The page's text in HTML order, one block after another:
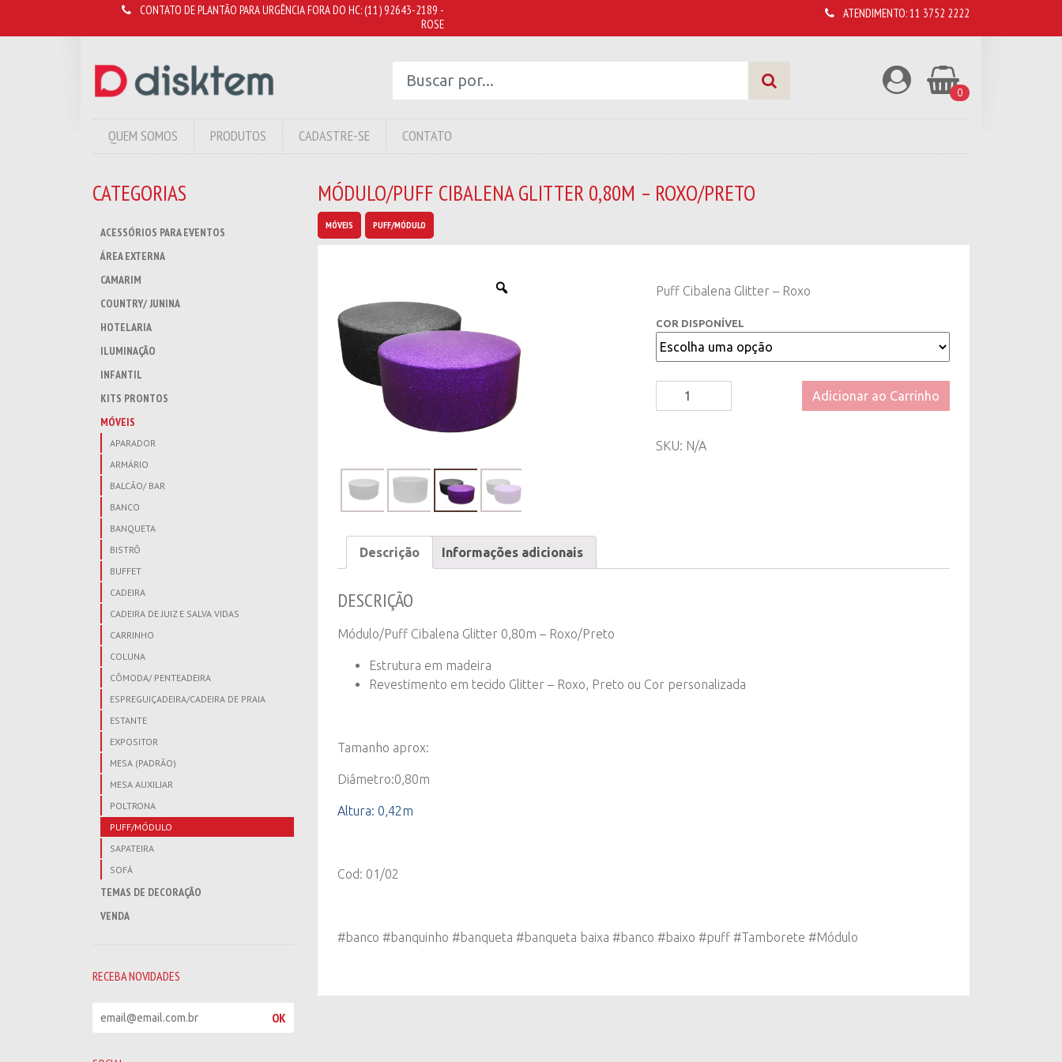
CONTATO DE PLANTÃO PARA URGÊNCIA FORA DO HC:(11) 92643-2189 -
ROSE
ATENDIMENTO:11 3752 2222
0
QUEM SOMOS PRODUTOS CADASTRE-SE CONTATO
CATEGORIAS
ACESSÓRIOS PARA EVENTOS
ÁREA EXTERNA
CAMARIM
COUNTRY/ JUNINA
HOTELARIA
ILUMINAÇÃO
INFANTIL
KITS PRONTOS
MÓVEIS
APARADOR
ARMÁRIO
BALCÃO/ BAR
BANCO
BANQUETA
BISTRÔ
BUFFET
CADEIRA
CADEIRA DE JUIZ E SALVA VIDAS
CARRINHO
COLUNA
CÔMODA/ PENTEADEIRA
ESPREGUIÇADEIRA/CADEIRA DE PRAIA
ESTANTE
EXPOSITOR
MESA (PADRÃO)
MESA AUXILIAR
POLTRONA
PUFF/MÓDULO
SAPATEIRA
SOFÁ
TEMAS DE DECORAÇÃO
VENDA
RECEBA NOVIDADES
e
OK
MÓDULO/PUFF CIBALENA GLITTER 0,80M – ROXO/PRETO
MÓVEIS PUFF/MÓDULO
Puff Cibalena Glitter – Roxo
COR DISPONÍVEL
Módulo/Puff
Cibalena
0,80m
Adicionar ao Carrinho
SKU: N/A
Descrição Informações adicionais
DESCRIÇÃO
Módulo/Puff Cibalena Glitter 0,80m – Roxo/Preto
Estrutura em madeira
Revestimento em tecido Glitter – Roxo, Preto ou Cor personalizada
Tamanho aprox:
Diâmetro:0,80m
Altura: 0,42m
Cod: 01/02
#banco #banquinho #banqueta #banqueta baixa #banco #baixo #puff #Tamborete #Módulo